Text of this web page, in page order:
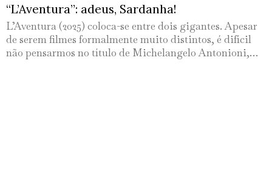
“L’Aventura”: adeus, Sardanha!
L’Aventura (2025) coloca-se entre dois gigantes. Apesar
de serem filmes formalmente muito distintos, é difícil
não pensarmos no título de Michelangelo Antonioni,…